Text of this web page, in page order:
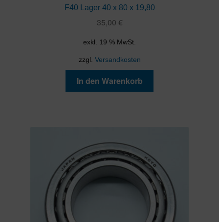
F40 Lager 40 x 80 x 19,80
35,00 €
exkl. 19 % MwSt.
zzgl. Versandkosten
In den Warenkorb